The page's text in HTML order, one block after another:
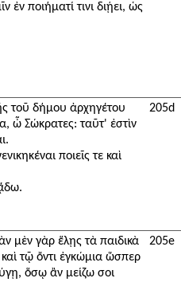
ποιήματί τινι διῄει, ὡς
τοῦ δήμου ἀρχηγέτου
ὦ Σώκρατες: ταῦτ' ἐστὶν
ποιεῖς τε καὶ
μὲν γὰρ ἕλῃς τὰ παιδικὰ
τῷ ὄντι ἐγκώμια ὥσπερ
ὅσῳ ἂν μείζω σοι
205d
205e